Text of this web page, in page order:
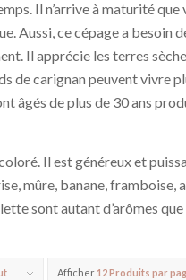
Il n’arrive à maturité que
Aussi, ce cépage a besoin
Il apprécie les terres
de carignan peuvent vivre
âgés de plus de 30 ans
Il est généreux et
mûre, banane, framboise,
sont autant d’arômes
Afficher12 Produits par